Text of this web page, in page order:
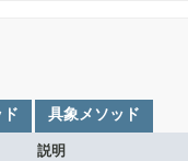
具象メソッド
説明